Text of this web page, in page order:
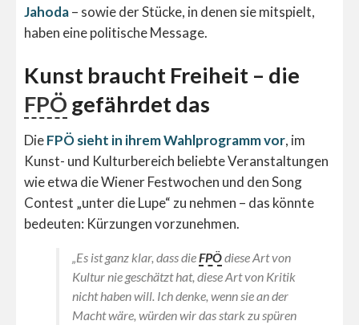
Jahoda– sowie der Stücke, in denen sie mitspielt,
haben eine politische Message.
Kunst braucht Freiheit – die
FPÖ gefährdet das
DieFPÖ sieht in ihrem Wahlprogramm vor, im
Kunst- und Kulturbereich beliebte Veranstaltungen
wie etwa die Wiener Festwochen und den Song
Contest „unter die Lupe“ zu nehmen – das könnte
bedeuten: Kürzungen vorzunehmen.
„Es ist ganz klar, dass dieFPÖdiese Art von
Kultur nie geschätzt hat, diese Art von Kritik
nicht haben will. Ich denke, wenn sie an der
Macht wäre, würden wir das stark zu spüren